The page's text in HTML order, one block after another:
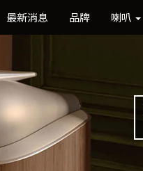
最新消息 品牌 喇叭